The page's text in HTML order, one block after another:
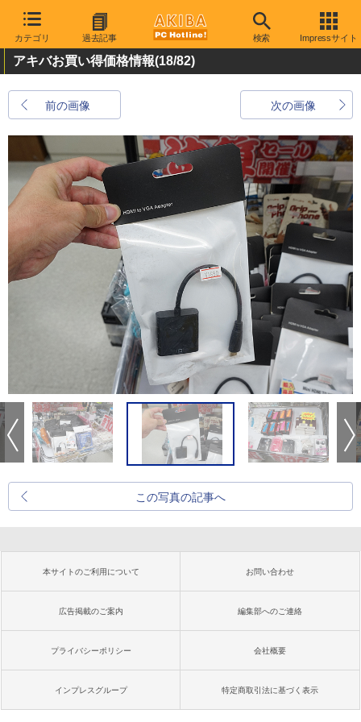
カテゴリ 過去記事 検索 Impressサイト
アキバお買い得価格情報(18/82)
前の画像 次の画像
この写真の記事へ
本サイトのご利用について お問い合わせ
広告掲載のご案内 編集部へのご連絡
プライバシーポリシー 会社概要
インプレスグループ 特定商取引法に基づく表示